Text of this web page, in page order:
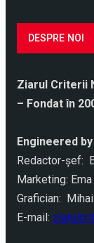
DESPRE NOI
Ziarul Criterii
– Fondat în
Engineered
Redactor-şef:
Marketing:
Grafician:
E-mail: